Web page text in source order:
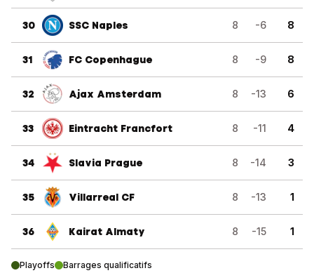
30 SSC Naples 8 -6 8
31 FC Copenhague 8 -9 8
32 Ajax Amsterdam 8 -13 6
33 Eintracht Francfort 8 -11 4
34 Slavia Prague 8 -14 3
35 Villarreal CF 8 -13 1
36 Kairat Almaty 8 -15 1
Playoffs Barrages qualificatifs